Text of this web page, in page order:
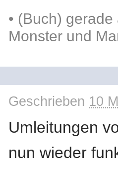
• (Buch) gerade
Monster und
Geschrieben 10
Umleitungen
nun wieder